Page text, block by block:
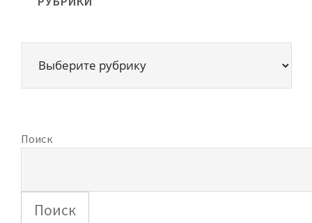
Поиск
Поиск